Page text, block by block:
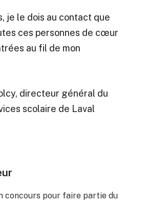
je le dois au contact que
ces personnes de cœur
au fil de mon
directeur général du
scolaire de Laval
concours pour faire partie du